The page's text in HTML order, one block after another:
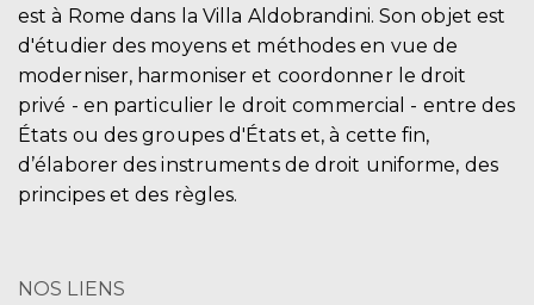
est à Rome dans la Villa Aldobrandini. Son objet est
d'étudier des moyens et méthodes en vue de
moderniser, harmoniser et coordonner le droit
privé - en particulier le droit commercial - entre des
États ou des groupes d'États et, à cette fin,
d’élaborer des instruments de droit uniforme, des
principes et des règles.
NOS LIENS